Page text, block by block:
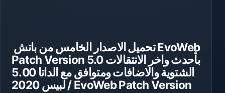
Patch Version 5.0 بأحدث واخر الانتقالات
الشتوية والاضافات ومتوافق مع الداتا 5.00
لبيس 2020 / EvoWeb Patch Version